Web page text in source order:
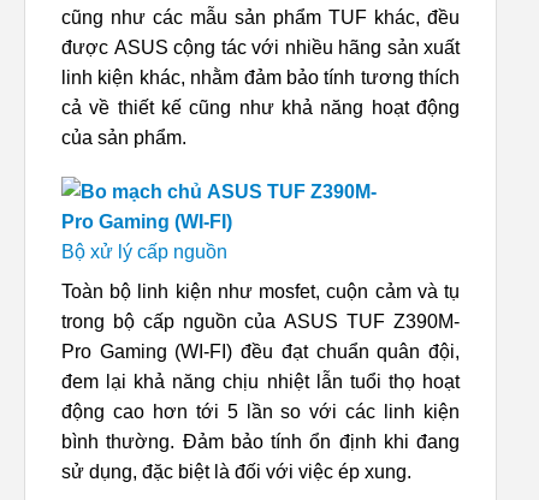
cũng như các mẫu sản phẩm TUF khác, đều
được ASUS cộng tác với nhiều hãng sản xuất
linh kiện khác, nhằm đảm bảo tính tương thích
cả về thiết kế cũng như khả năng hoạt động
của sản phẩm.
Bộ xử lý cấp nguồn
Toàn bộ linh kiện như mosfet, cuộn cảm và tụ
trong bộ cấp nguồn của ASUS TUF Z390M-
Pro Gaming (WI-FI) đều đạt chuẩn quân đội,
đem lại khả năng chịu nhiệt lẫn tuổi thọ hoạt
động cao hơn tới 5 lần so với các linh kiện
bình thường. Đảm bảo tính ổn định khi đang
sử dụng, đặc biệt là đối với việc ép xung.